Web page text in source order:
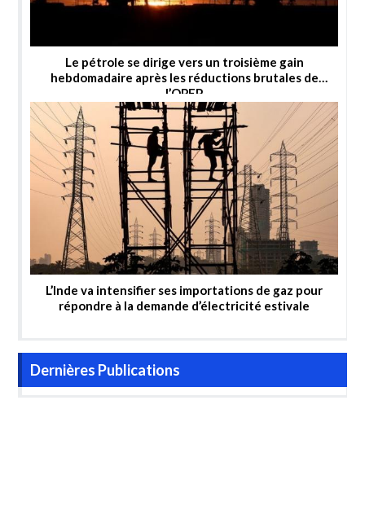
Le pétrole se dirige vers un troisième gain
hebdomadaire après les réductions brutales de
l’OPEP
L’Inde va intensifier ses importations de gaz pour
répondre à la demande d’électricité estivale
Dernières Publications